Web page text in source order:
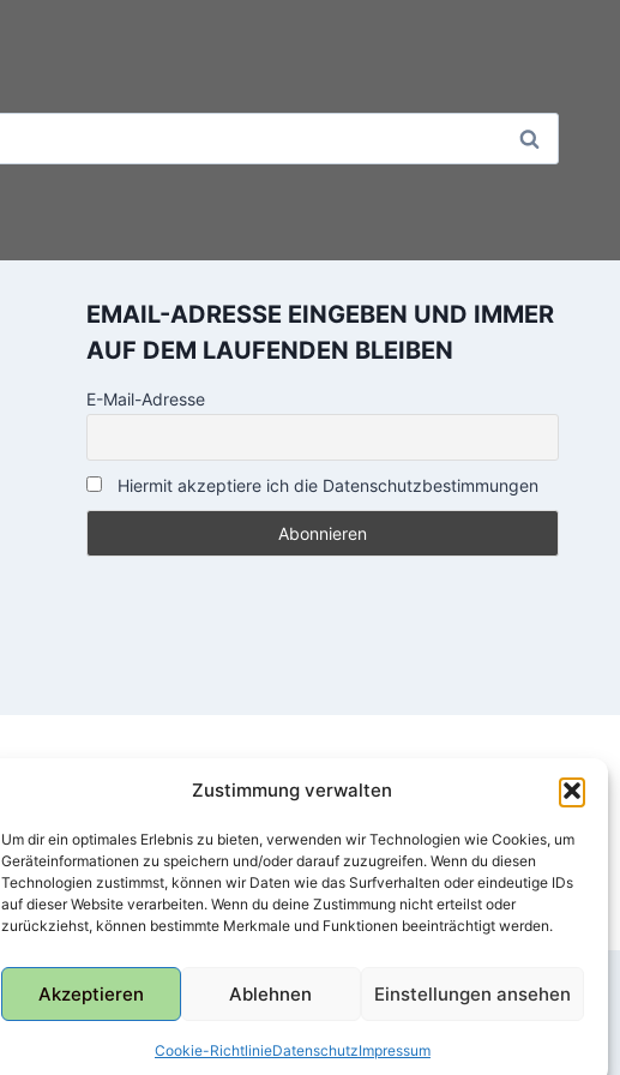
Zustimmung verwalten
Um dir ein optimales Erlebnis zu bieten, verwenden wir Technologien wie Cookies, um
Geräteinformationen zu speichern und/oder darauf zuzugreifen. Wenn du diesen
Technologien zustimmst, können wir Daten wie das Surfverhalten oder eindeutige IDs
auf dieser Website verarbeiten. Wenn du deine Zustimmung nicht erteilst oder
zurückziehst, können bestimmte Merkmale und Funktionen beeinträchtigt werden.
Akzeptieren Ablehnen Einstellungen ansehen
Cookie-RichtlinieDatenschutzImpressum
EMAIL-ADRESSE EINGEBEN UND IMMER
AUF DEM LAUFENDEN BLEIBEN
E-Mail-Adresse
Hiermit akzeptiere ich die Datenschutzbestimmungen